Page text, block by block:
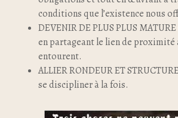
conditions que l’existence nous
DEVENIR DE PLUS PLUS
en partageant le lien de proximité
entourent.
ALLIER RONDEUR ET
se discipliner à la fois.